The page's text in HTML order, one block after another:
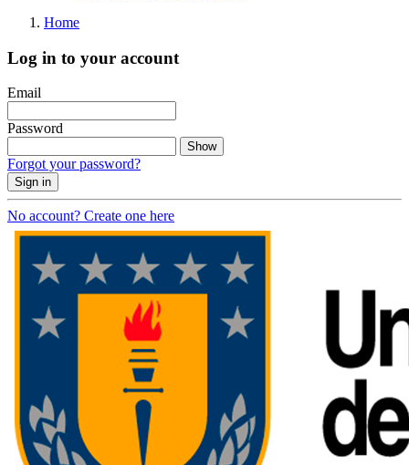
Home
Log in to your account
Email
Password
Show
Forgot your password?
Sign in
No account? Create one here